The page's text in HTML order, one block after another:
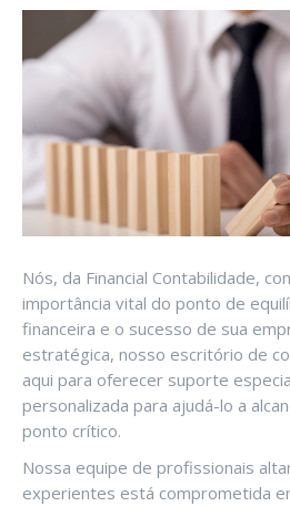
Nós, da Financial Contabilidade,
importância vital do ponto de
financeira e o sucesso de sua
estratégica, nosso escritório de
aqui para oferecer suporte
personalizada para ajudá-lo a
ponto crítico.
Nossa equipe de profissionais
experientes está comprometida